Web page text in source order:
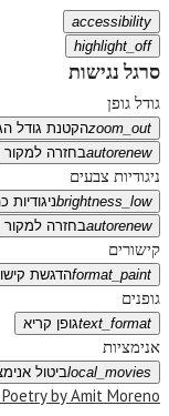
accessibility
highlight_off
סרגל נגישות
גודל גופן
zoom_outהקטנת גודל
autorenewבחזרה למקור
ניגודיות צבעים
brightness_lowניגודיות
autorenewבחזרה למקור
קישורים
format_paintהדגשת
גופנים
text_formatגופן קריא
אנימציות
local_moviesביטול
by Amit Moreno